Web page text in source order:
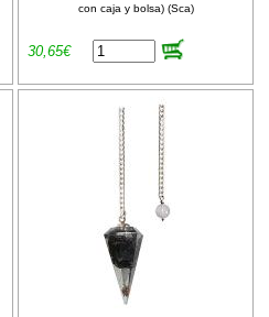
con caja y bolsa) (Sca)
30,65€